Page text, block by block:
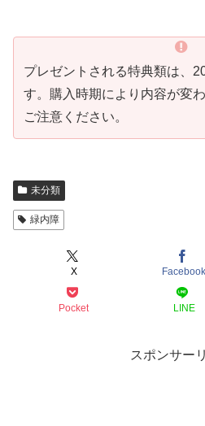
プレゼントされる特典類は、
す。購入時期により内容が変
ご注意ください。
未分類
緑内障
X Facebook
Pocket LINE
スポンサー